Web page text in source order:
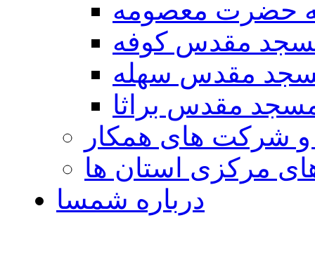
حضرت معصومه
مقدس كوفه
مقدس سهله
مقدس براثا
و شرکت های همکار
مرکزی استان ها
درباره شمسا